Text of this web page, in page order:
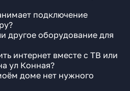
подключение
другое оборудование для
интернет вместе с ТВ или
ул Конная?
доме нет нужного